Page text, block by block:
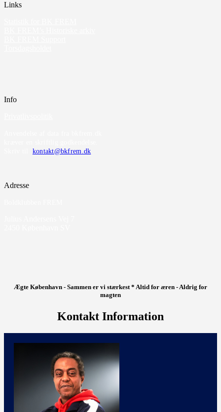
Links
Info
kontakt@bkfrem.dk
Adresse
Ægte København - Sammen er vi stærkest * Altid for æren - Aldrig for
magten
Kontakt Information